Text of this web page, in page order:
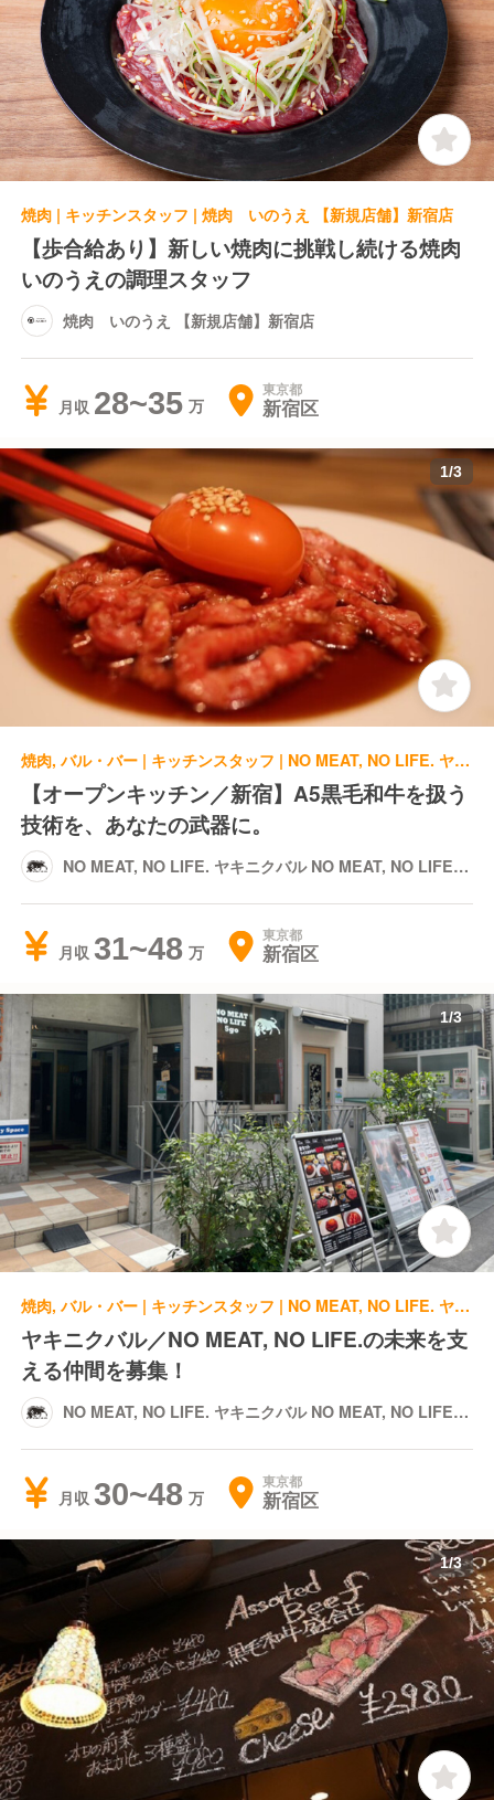
焼肉 | キッチンスタッフ | 焼肉 いのうえ 【新規店舗】新宿店
【歩合給あり】新しい焼肉に挑戦し続ける焼肉
いのうえの調理スタッフ
焼肉 いのうえ 【新規店舗】新宿店
月収 28~35 東京都
新宿区
1/3
焼肉, バル・バー | キッチンスタッフ | NO MEAT, NO LIFE. ヤキニクバル NO MEAT, NO LIFE. 1st
【オープンキッチン／新宿】A5黒毛和牛を扱う
技術を、あなたの武器に。
NO MEAT, NO LIFE. ヤキニクバル NO MEAT, NO LIFE.
月収 31~48 東京都
新宿区
1/3
焼肉, バル・バー | キッチンスタッフ | NO MEAT, NO LIFE. ヤキニクバル NO MEAT, NO LIFE. 5go
ヤキニクバル／NO MEAT, NO LIFE.の未来を支
える仲間を募集！
NO MEAT, NO LIFE. ヤキニクバル NO MEAT, NO LIFE.
月収 30~48 東京都
新宿区
1/3